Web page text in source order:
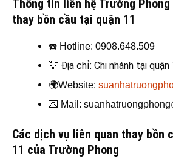
Thông tin liên hệ Trường
thay bồn cầu tại quận 11
☎️ Hotline: 0908.648.509
💒 Địa chỉ: Chi nhánh tại quận
🌍Website:
💌 Mail:
Các dịch vụ liên quan thay bồn
11 của Trường Phong